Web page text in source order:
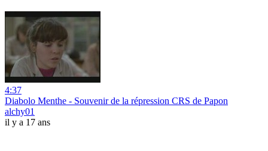
4:37
Diabolo Menthe - Souvenir de la répression CRS de Papon
alchy01
il y a 17 ans